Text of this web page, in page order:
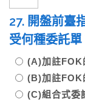
27. 開盤前臺
受何種委託
(A)加註
(B)加註
(C)組合式